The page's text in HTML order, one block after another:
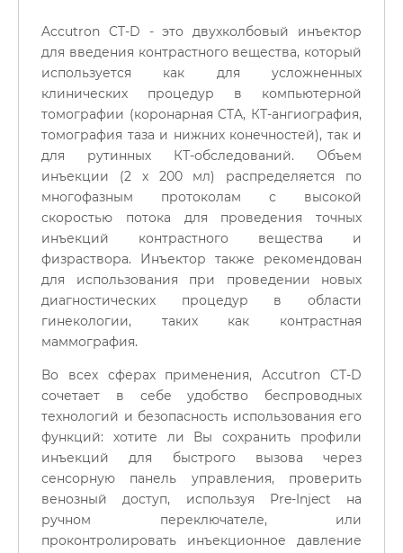
Accutron CT-D - это двухколбовый инъектор
для введения контрастного вещества, который
используется как для усложненных
клинических процедур в компьютерной
томографии (коронарная CTA, КТ-ангиография,
томография таза и нижних конечностей), так и
для рутинных КТ-обследований. Объем
инъекции (2 x 200 мл) распределяется по
многофазным протоколам с высокой
скоростью потока для проведения точных
инъекций контрастного вещества и
физраствора. Инъектор также рекомендован
для использования при проведении новых
диагностических процедур в области
гинекологии, таких как контрастная
маммография.
Во всех сферах применения, Accutron CT-D
сочетает в себе удобство беспроводных
технологий и безопасность использования его
функций: хотите ли Вы сохранить профили
инъекций для быстрого вызова через
сенсорную панель управления, проверить
венозный доступ, используя Pre-Inject на
ручном переключателе, или
проконтролировать инъекционное давление